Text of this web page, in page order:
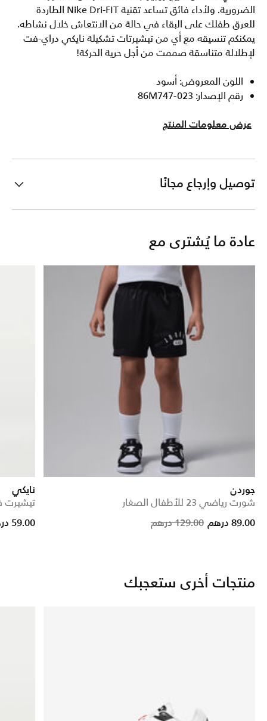
الضرورية. ولأداء فائق تساعد تقنية Nike Dri-FIT الطاردة
للعرق طفلك على البقاء في حالة من الانتعاش خلال نشاطه.
يمكنكم تنسيقه مع أي من تيشيرتات تشكيلة نايكي دراي-فت
لإطلالة متناسقة صممت من أجل حرية الحركة!
اللون المعروض: أسود
رقم الإصدار: 86M747-023
عرض معلومات المنتج
توصيل وإرجاع مجانًا
عادة ما يُشترى مع
جوردن
شورت رياضي 23 للأطفال الصغار
Price reduced129.00 درهم to 89.00 درهم
نايكي
تيشيرت
59.00 درهم
منتجات أخرى ستعجبك